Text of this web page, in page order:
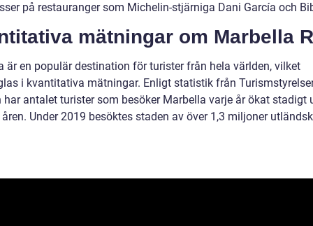
på restauranger som Michelin-stjärniga Dani García och
mätningar om Marbella
är en populär destination för turister från hela världen, vilket
i kvantitativa mätningar. Enligt statistik från
har antalet turister som besöker Marbella varje år ökat stadigt
Under 2019 besöktes staden av över 1,3 miljoner